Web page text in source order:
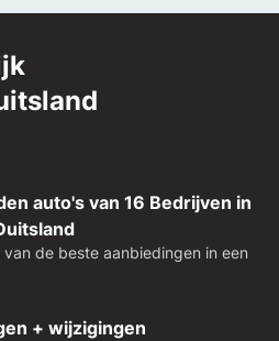
auto's van 16 Bedrijven in
de beste aanbiedingen in een
+ wijzigingen